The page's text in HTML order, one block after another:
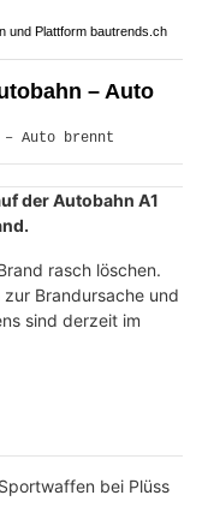
und Plattform bautrends.ch
– Auto
der Autobahn A1
rasch löschen.
Brandursache und
sind derzeit im